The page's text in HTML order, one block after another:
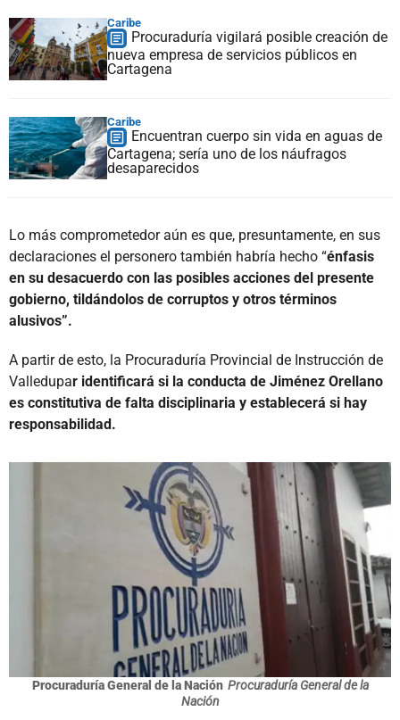
Caribe
Procuraduría vigilará posible creación de
nueva empresa de servicios públicos en
Cartagena
Caribe
Encuentran cuerpo sin vida en aguas de
Cartagena; sería uno de los náufragos
desaparecidos
Lo más comprometedor aún es que, presuntamente, en sus
declaraciones el personero también habría hecho “énfasis
en su desacuerdo con las posibles acciones del presente
gobierno, tildándolos de corruptos y otros términos
alusivos”.
A partir de esto, la Procuraduría Provincial de Instrucción de
Valledupar identificará si la conducta de Jiménez Orellano
es constitutiva de falta disciplinaria y establecerá si hay
responsabilidad.
Procuraduría General de la Nación Procuraduría General de la
Nación